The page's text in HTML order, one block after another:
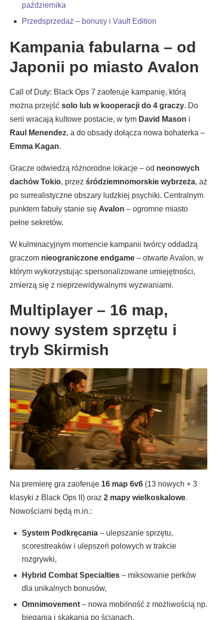
października
Przedsprzedaż – bonusy i Vault Edition
Kampania fabularna – od
Japonii po miasto Avalon
Call of Duty: Black Ops 7 zaoferuje kampanię, którą
można przejść solo lub w kooperacji do 4 graczy. Do
serii wracają kultowe postacie, w tym David Mason i
Raul Menendez, a do obsady dołącza nowa bohaterka –
Emma Kagan.
Gracze odwiedzą różnorodne lokacje – od neonowych
dachów Tokio, przez śródziemnomorskie wybrzeża, aż
po surrealistyczne obszary ludzkiej psychiki. Centralnym
punktem fabuły stanie się Avalon – ogromne miasto
pełne sekretów.
W kulminacyjnym momencie kampanii twórcy oddadzą
graczom nieograniczone endgame – otwarte Avalon, w
którym wykorzystując spersonalizowane umiejętności,
zmierzą się z nieprzewidywalnymi wyzwaniami.
Multiplayer – 16 map,
nowy system sprzętu i
tryb Skirmish
Na premierę gra zaoferuje 16 map 6v6 (13 nowych + 3
klasyki z Black Ops II) oraz 2 mapy wielkoskalowe.
Nowościami będą m.in.:
System Podkręcania – ulepszanie sprzętu,
scorestreaków i ulepszeń polowych w trakcie
rozgrywki,
Hybrid Combat Specialties – miksowanie perków
dla unikalnych bonusów,
Omnimovement – nowa mobilność z możliwością np.
biegania i skakania po ścianach.